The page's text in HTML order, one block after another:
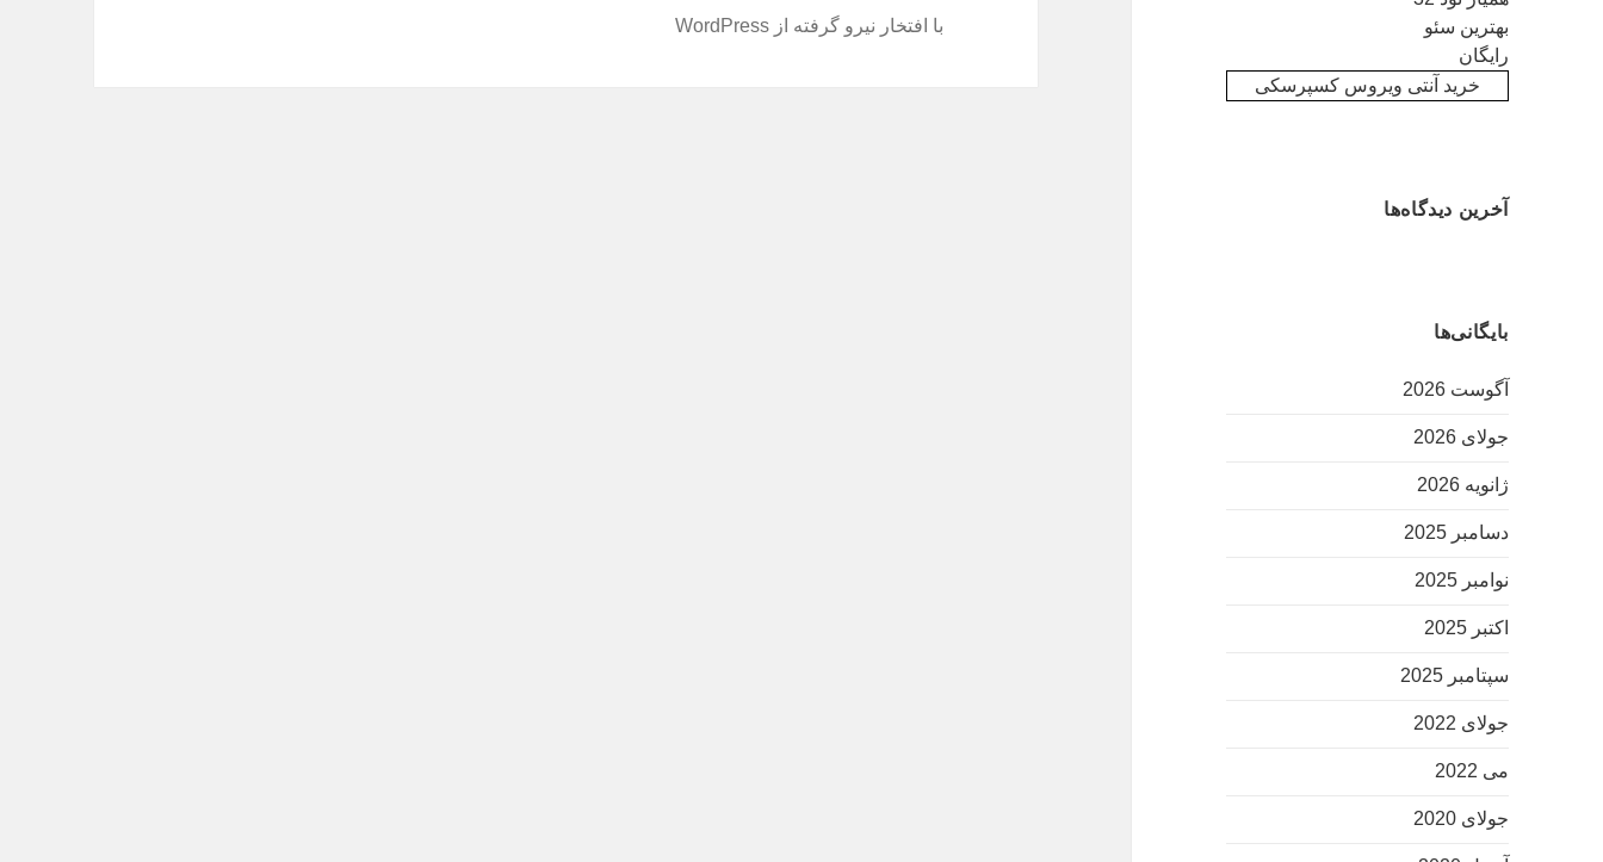
بهترین سئو
رایگان
خرید آنتی ویروس کسپرسکی
آخرین دیدگاه‌ها
بایگانی‌ها
آگوست 2026
جولای 2026
ژانویه 2026
دسامبر 2025
نوامبر 2025
اکتبر 2025
سپتامبر 2025
جولای 2022
می 2022
جولای 2020
با افتخار نیرو گرفته از WordPress